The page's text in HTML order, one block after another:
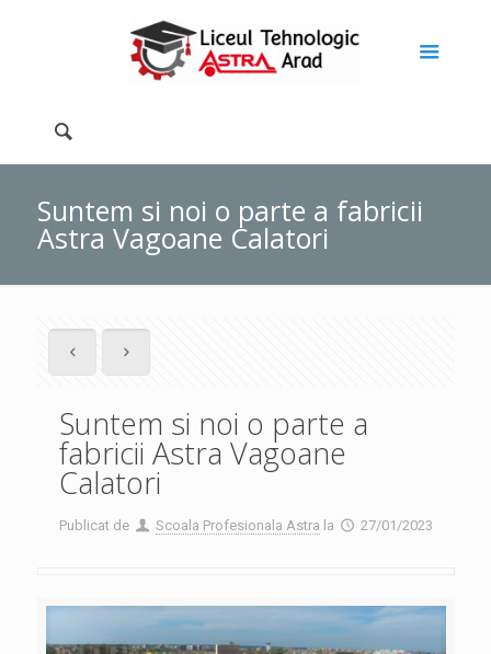
Suntem si noi o parte a fabricii
Astra Vagoane Calatori
Suntem si noi o parte a
fabricii Astra Vagoane
Calatori
Publicat de Scoala Profesionala Astra la 27/01/2023